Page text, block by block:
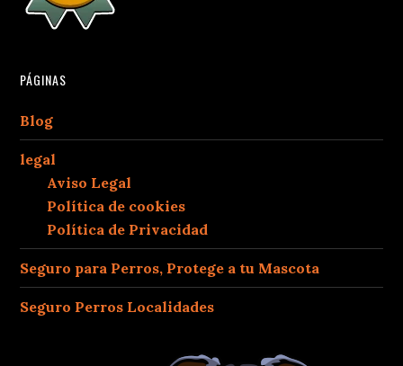
PÁGINAS
Blog
legal
Aviso Legal
Política de cookies
Política de Privacidad
Seguro para Perros, Protege a tu Mascota
Seguro Perros Localidades